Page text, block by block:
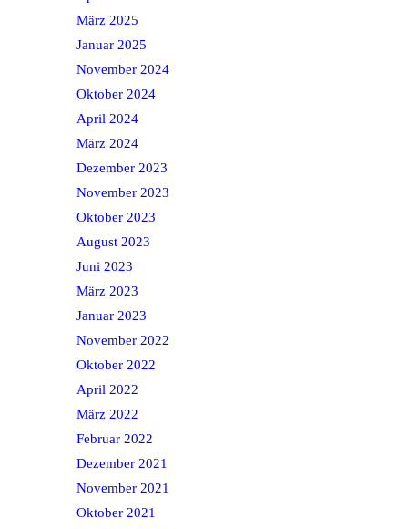
März 2025
Januar 2025
November 2024
Oktober 2024
April 2024
März 2024
Dezember 2023
November 2023
Oktober 2023
August 2023
Juni 2023
März 2023
Januar 2023
November 2022
Oktober 2022
April 2022
März 2022
Februar 2022
Dezember 2021
November 2021
Oktober 2021